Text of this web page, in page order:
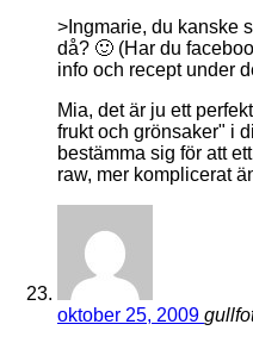
>Ingmarie, du kanske
då? 🙂 (Har du
info och recept under
Mia, det är ju ett
frukt och grönsaker" i
bestämma sig för att
raw, mer komplicerat
oktober 25, 2009